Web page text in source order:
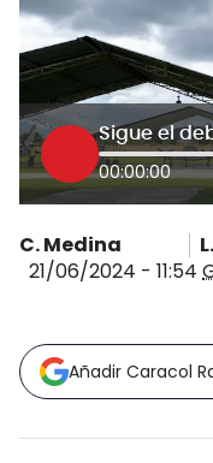
00:00:00
C. Medina
21/06/2024 - 11:54
Añadir Caracol